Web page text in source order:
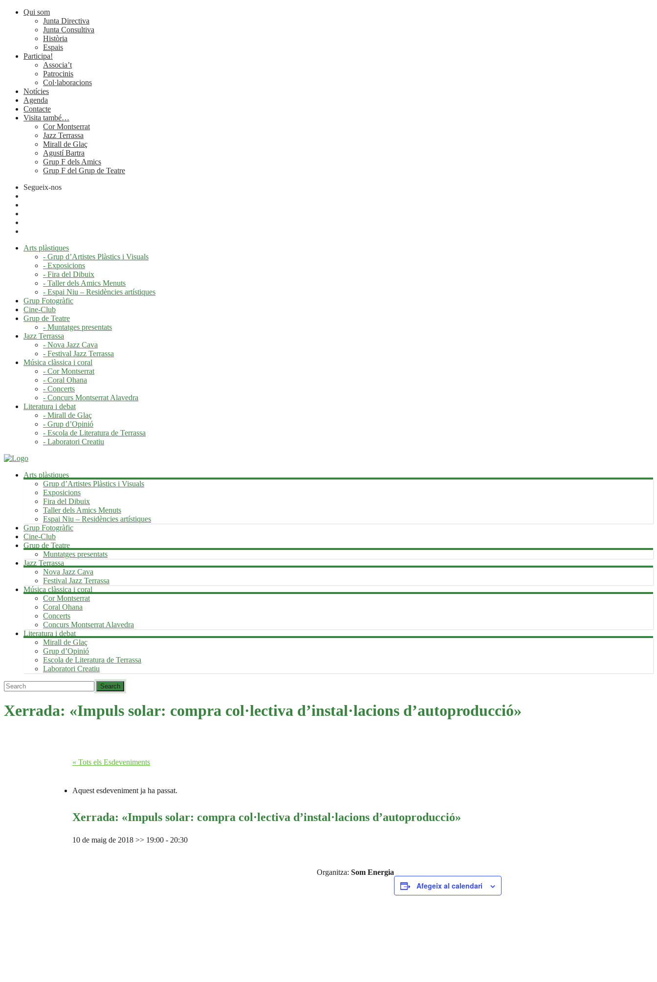
Qui som
Junta Directiva
Junta Consultiva
Història
Espais
Participa!
Associa’t
Patrocinis
Col·laboracions
Notícies
Agenda
Contacte
Visita també…
Cor Montserrat
Jazz Terrassa
Mirall de Glaç
Agustí Bartra
Grup F dels Amics
Grup F del Grup de Teatre
Segueix-nos
Arts plàstiques
- Grup d’Artistes Plàstics i Visuals
- Exposicions
- Fira del Dibuix
- Taller dels Amics Menuts
- Espai Niu – Residències artístiques
Grup Fotogràfic
Cine-Club
Grup de Teatre
- Muntatges presentats
Jazz Terrassa
- Nova Jazz Cava
- Festival Jazz Terrassa
Música clàssica i coral
- Cor Montserrat
- Coral Ohana
- Concerts
- Concurs Montserrat Alavedra
Literatura i debat
- Mirall de Glaç
- Grup d’Opinió
- Escola de Literatura de Terrassa
- Laboratori Creatiu
Arts plàstiques
Grup d’Artistes Plàstics i Visuals
Exposicions
Fira del Dibuix
Taller dels Amics Menuts
Espai Niu – Residències artístiques
Grup Fotogràfic
Cine-Club
Grup de Teatre
Muntatges presentats
Jazz Terrassa
Nova Jazz Cava
Festival Jazz Terrassa
Música clàssica i coral
Cor Montserrat
Coral Ohana
Concerts
Concurs Montserrat Alavedra
Literatura i debat
Mirall de Glaç
Grup d’Opinió
Escola de Literatura de Terrassa
Laboratori Creatiu
Xerrada: «Impuls solar: compra col·lectiva d’instal·lacions d’autoproducció»
« Tots els Esdeveniments
Aquest esdeveniment ja ha passat.
Xerrada: «Impuls solar: compra col·lectiva d’instal·lacions d’autoproducció»
10 de maig de 2018 >> 19:00 - 20:30
Organitza: Som Energia
Afegeix al calendari